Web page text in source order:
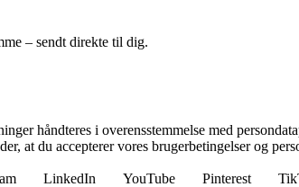
– sendt direkte til dig.
håndteres i overensstemmelse med
at du accepterer vores brugerbetingelser og
LinkedIn YouTube Pinterest